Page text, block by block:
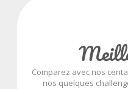
Comparez avec nos
nos quelques